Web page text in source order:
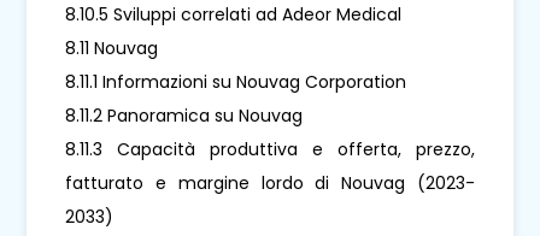
8.10.5 Sviluppi correlati ad Adeor Medical
8.11 Nouvag
8.11.1 Informazioni su Nouvag Corporation
8.11.2 Panoramica su Nouvag
8.11.3 Capacità produttiva e offerta, prezzo,
fatturato e margine lordo di Nouvag (2023-
2033)